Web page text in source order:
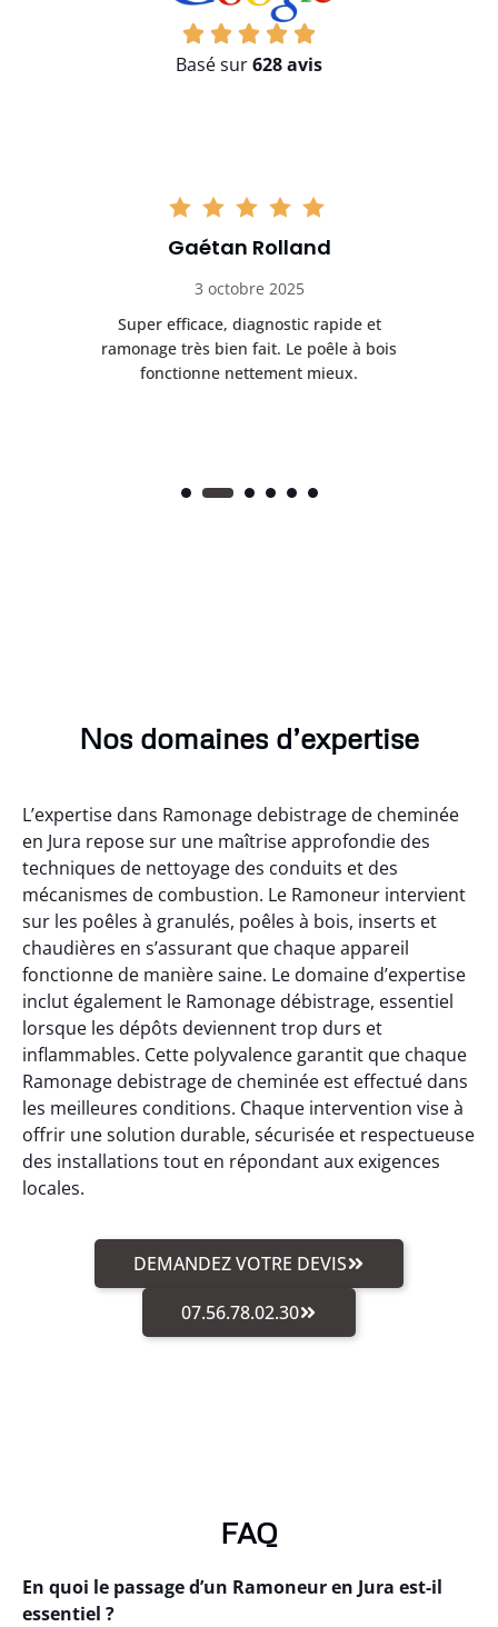
Basé sur628 avis
Gaétan Rolland
3 octobre 2025
Super efficace, diagnostic rapide et
ramonage très bien fait. Le poêle à bois
fonctionne nettement mieux.
Nos domaines d’expertise
L’expertise dans Ramonage debistrage de cheminée
en Jura repose sur une maîtrise approfondie des
techniques de nettoyage des conduits et des
mécanismes de combustion. Le Ramoneur intervient
sur les poêles à granulés, poêles à bois, inserts et
chaudières en s’assurant que chaque appareil
fonctionne de manière saine. Le domaine d’expertise
inclut également le Ramonage débistrage, essentiel
lorsque les dépôts deviennent trop durs et
inflammables. Cette polyvalence garantit que chaque
Ramonage debistrage de cheminée est effectué dans
les meilleures conditions. Chaque intervention vise à
offrir une solution durable, sécurisée et respectueuse
des installations tout en répondant aux exigences
locales.
DEMANDEZ VOTRE DEVIS
07.56.78.02.30
FAQ
En quoi le passage d’un Ramoneur en Jura est-il
essentiel ?